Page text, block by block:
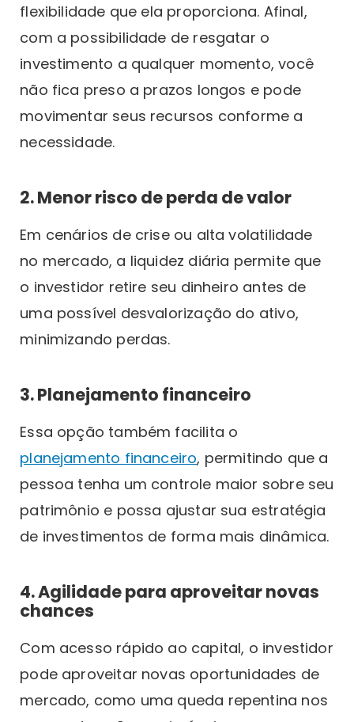
flexibilidade que ela proporciona. Afinal,
com a possibilidade de resgatar o
investimento a qualquer momento, você
não fica preso a prazos longos e pode
movimentar seus recursos conforme a
necessidade.
2. Menor risco de perda de valor
Em cenários de crise ou alta volatilidade
no mercado, a liquidez diária permite que
o investidor retire seu dinheiro antes de
uma possível desvalorização do ativo,
minimizando perdas.
3. Planejamento financeiro
Essa opção também facilita o
planejamento financeiro, permitindo que a
pessoa tenha um controle maior sobre seu
patrimônio e possa ajustar sua estratégia
de investimentos de forma mais dinâmica.
4. Agilidade para aproveitar novas
chances
Com acesso rápido ao capital, o investidor
pode aproveitar novas oportunidades de
mercado, como uma queda repentina nos